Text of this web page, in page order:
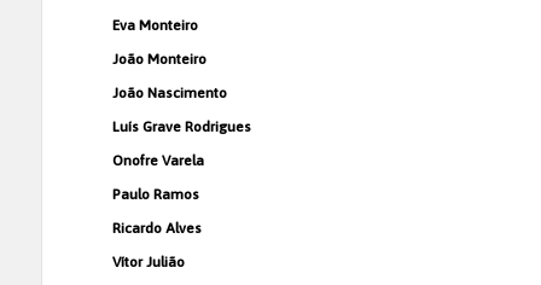
Eva Monteiro
João Monteiro
João Nascimento
Luís Grave Rodrigues
Onofre Varela
Paulo Ramos
Ricardo Alves
Vítor Julião